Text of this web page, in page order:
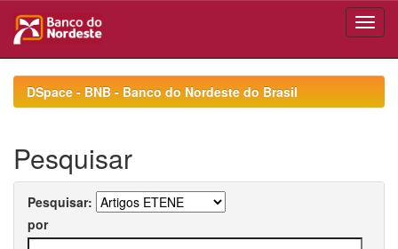
navigationDSpace - BNB - Banco do Nordeste do Brasil
Pesquisar
Pesquisar:
por